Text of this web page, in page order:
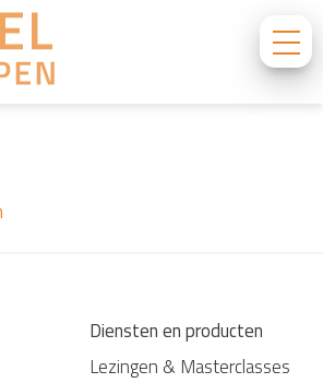
Diensten en producten
Lezingen & Masterclasses